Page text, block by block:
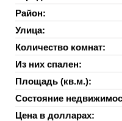
Район:
Улица:
Количество комнат:
Из них спален:
Площадь (кв.м.):
Состояние
Цена в долларах: